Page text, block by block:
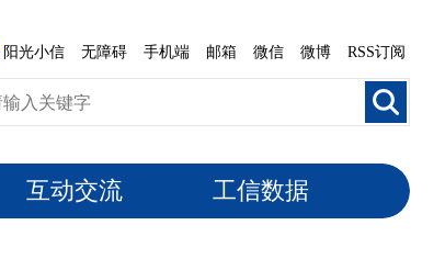
阳光小信 无障碍 手机端 邮箱 微信 微博 RSS订阅
互动交流 工信数据